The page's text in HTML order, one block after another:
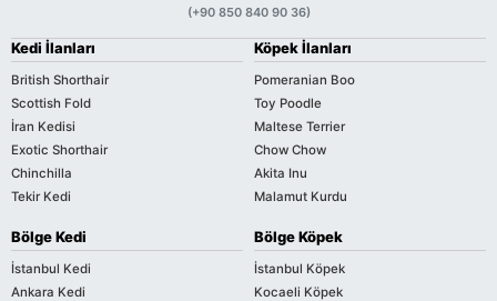
(+90 850 840 90 36)
Kedi İlanları
British Shorthair
Scottish Fold
İran Kedisi
Exotic Shorthair
Chinchilla
Tekir Kedi
Köpek İlanları
Pomeranian Boo
Toy Poodle
Maltese Terrier
Chow Chow
Akita Inu
Malamut Kurdu
Bölge Kedi
İstanbul Kedi
Ankara Kedi
Bölge Köpek
İstanbul Köpek
Kocaeli Köpek